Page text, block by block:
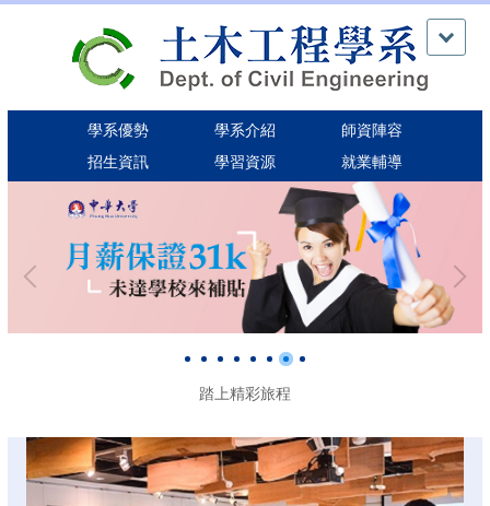
內
學系優勢 學系介紹
師資陣容
招生資訊
學習資源 就業輔導
踏上精彩旅程